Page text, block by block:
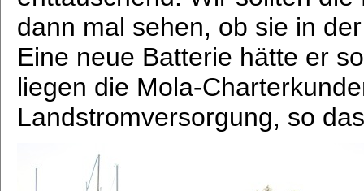
dann mal sehen, ob sie in
Eine neue Batterie hätte er
liegen die Mola-
Landstromversorgung, so